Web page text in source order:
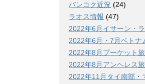
バンコク近況 (24)
ラオス情報 (47)
2022年6月イサーン・
2022年6月・7月ベトナ
2022年8月プーケット
2022年8月アンヘレス
2022年11月タイ南部・